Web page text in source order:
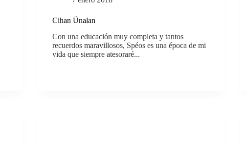
Cihan Ünalan
Con una educación muy completa y tantos
recuerdos maravillosos, Spéos es una época de mi
vida que siempre atesoraré...